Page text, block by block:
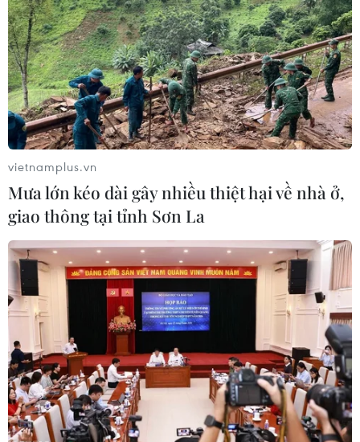
ven biển và đất liền Việt Nam
TIN LIÊN QUAN
Nam Bộ nắng nóng với nhiệt độ cao hơn
vietnamplus.vn
Mưa lớn kéo dài gây nhiều thiệt hại về nhà ở,
giao thông tại tỉnh Sơn La